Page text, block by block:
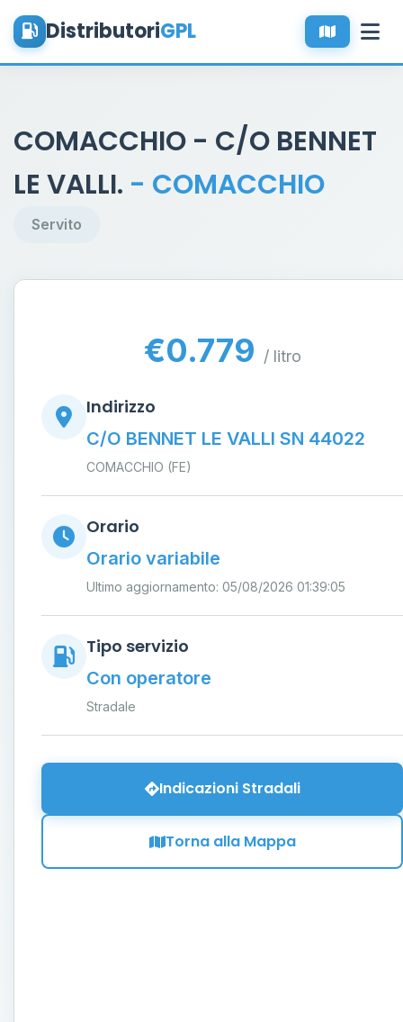
DistributoriGPL
COMACCHIO - C/O BENNET
LE VALLI. - COMACCHIO
Servito
€0.779 / litro
Indirizzo
C/O BENNET LE VALLI SN 44022
COMACCHIO (FE)
Orario
Orario variabile
Ultimo aggiornamento: 05/08/2026 01:39:05
Tipo servizio
Con operatore
Stradale
Indicazioni Stradali
Torna alla Mappa